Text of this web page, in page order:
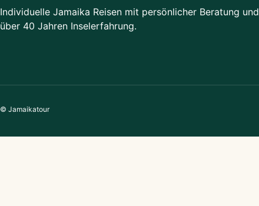
Individuelle Jamaika Reisen mit persönlicher Beratung und
über 40 Jahren Inselerfahrung.
© Jamaikatour